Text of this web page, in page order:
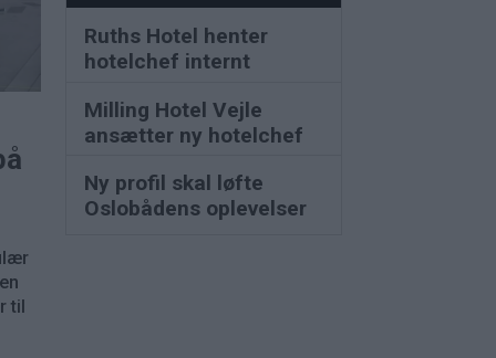
til
Ruths Hotel henter
hotelchef internt
Milling Hotel Vejle
ansætter ny hotelchef
Ny profil skal løfte
Oslobådens oplevelser